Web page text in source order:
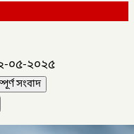
০৫-২০২৫
সংবাদ